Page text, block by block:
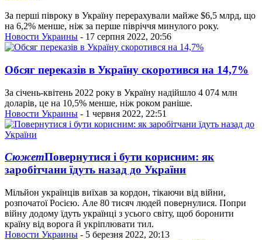
За перші півроку в Україну перерахували майже $6,5 млрд, що
на 6,2% менше, ніж за перше півріччя минулого року.
Новости Украины - 17 серпня 2022, 20:56
Обсяг переказів в Україну скоротився на 14,7%
За січень-квітень 2022 року в Україну надійшло 4 074 млн
доларів, це на 10,5% менше, ніж роком раніше.
Новости Украины - 1 червня 2022, 22:51
СюжетПовернутися і бути корисним: як
заробітчани їдуть назад до України
Мільйон українців виїхав за кордон, тікаючи від війни,
розпочатої Росією. Але 80 тисяч людей повернулися. Попри
війну додому їдуть українці з усього світу, щоб боронити
країну від ворога й укріплювати тил.
Новости Украины - 5 березня 2022, 20:13